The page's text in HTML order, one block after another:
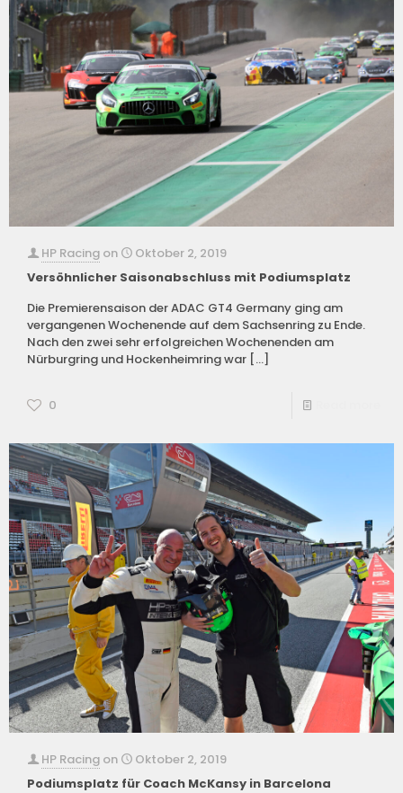
HP Racing on
Oktober 2, 2019
Versöhnlicher Saisonabschluss mit Podiumsplatz
Die Premierensaison der ADAC GT4 Germany ging am
vergangenen Wochenende auf dem Sachsenring zu Ende.
Nach den zwei sehr erfolgreichen Wochenenden am
Nürburgring und Hockenheimring war […]
0
HP Racing on
Oktober 2, 2019
Podiumsplatz für Coach McKansy in Barcelona